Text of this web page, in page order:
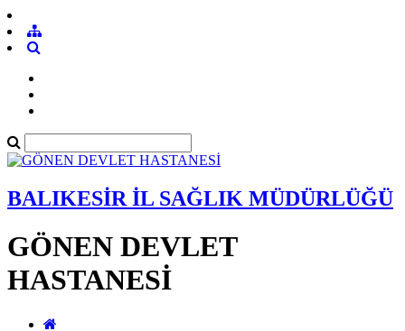
BALIKESİR İL SAĞLIK MÜDÜRLÜĞÜ
GÖNEN DEVLET
HASTANESİ